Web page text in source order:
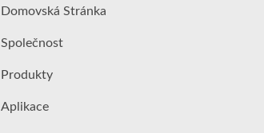
Domovská Stránka
Společnost
Produkty
Aplikace